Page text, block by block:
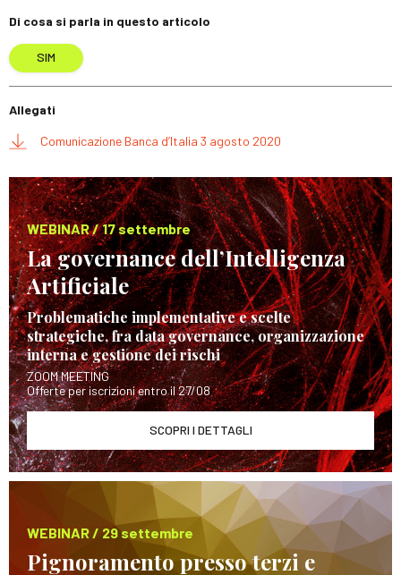
Di cosa si parla in questo articolo
SIM
Allegati
Comunicazione Banca d’Italia 3 agosto 2020
WEBINAR / 17 settembre
La governance dell’Intelligenza
Artificiale
Problematiche implementative e scelte
strategiche, fra data governance, organizzazione
interna e gestione dei rischi
ZOOM MEETING
Offerte per iscrizioni entro il 27/08
SCOPRI I DETTAGLI
WEBINAR / 29 settembre
Pignoramento presso terzi e